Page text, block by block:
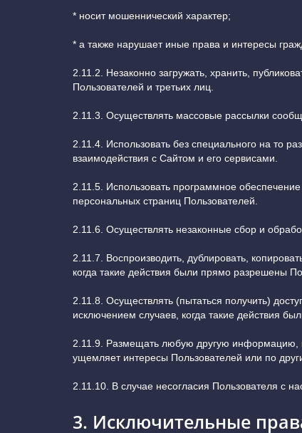
* носит мошеннический характер;
* а также нарушает иные права и интересы
2.11.2. Незаконно загружать, хранить,
Пользователей и третьих лиц.
2.11.3. Осуществлять массовые рассылки
2.11.4. Использовать без специального на то
взаимодействия с Сайтом и его сервисами.
2.11.5. Использовать программное
персональных страниц Пользователей.
2.11.6. Осуществлять незаконные сбор и
2.11.7. Воспроизводить, дублировать,
когда такие действия были прямо разрешены
2.11.8. Осуществлять (пытаться получить)
исключением случаев, когда такие действия
2.11.9. Размещать любую другую информацию,
ущемляет интересы Пользователей или по
2.11.10. В случае несогласия Пользователя с
3. Исключительные